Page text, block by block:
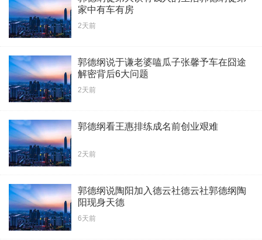
家中有车有房
2天前
郭德纲说于谦老婆嗑瓜子张馨予车在囧途
解密背后6大问题
2天前
郭德纲看王惠排练成名前创业艰难
2天前
郭德纲说陶阳加入德云社德云社郭德纲陶
阳现身天德
6天前